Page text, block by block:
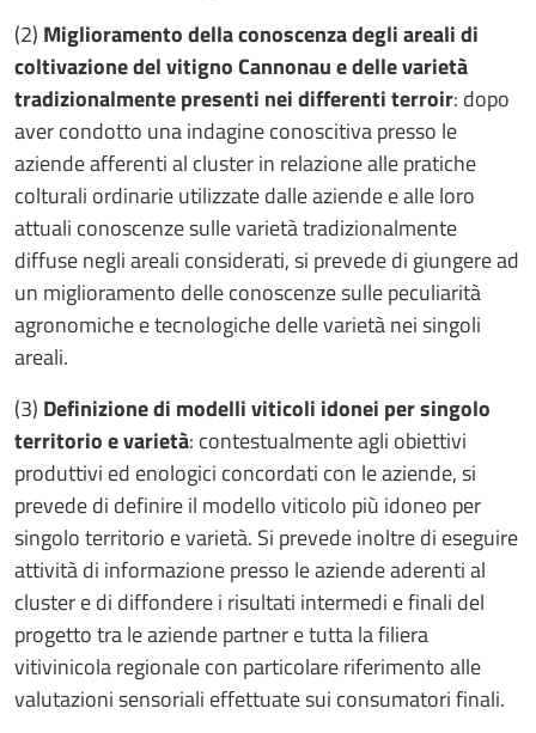
(2) Miglioramento della conoscenza degli areali di
coltivazione del vitigno Cannonau e delle varietà
tradizionalmente presenti nei differenti terroir: dopo
aver condotto una indagine conoscitiva presso le
aziende afferenti al cluster in relazione alle pratiche
colturali ordinarie utilizzate dalle aziende e alle loro
attuali conoscenze sulle varietà tradizionalmente
diffuse negli areali considerati, si prevede di giungere ad
un miglioramento delle conoscenze sulle peculiarità
agronomiche e tecnologiche delle varietà nei singoli
areali.
(3) Definizione di modelli viticoli idonei per singolo
territorio e varietà: contestualmente agli obiettivi
produttivi ed enologici concordati con le aziende, si
prevede di definire il modello viticolo più idoneo per
singolo territorio e varietà. Si prevede inoltre di eseguire
attività di informazione presso le aziende aderenti al
cluster e di diffondere i risultati intermedi e finali del
progetto tra le aziende partner e tutta la filiera
vitivinicola regionale con particolare riferimento alle
valutazioni sensoriali effettuate sui consumatori finali.